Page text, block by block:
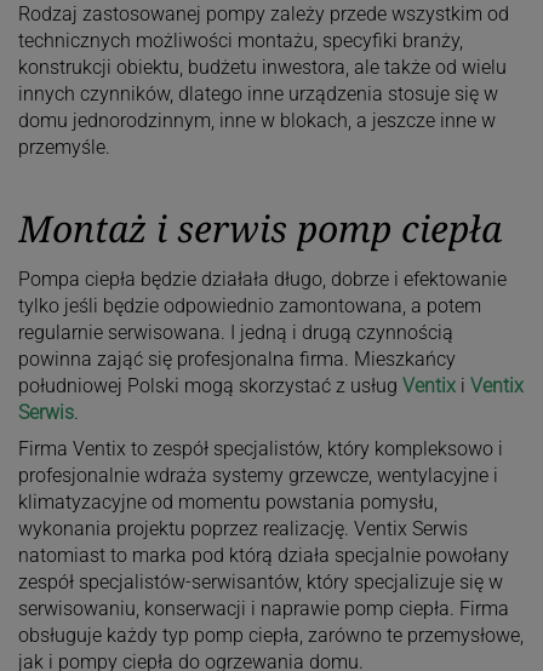
Rodzaj zastosowanej pompy zależy przede wszystkim od
technicznych możliwości montażu, specyfiki branży,
konstrukcji obiektu, budżetu inwestora, ale także od wielu
innych czynników, dlatego inne urządzenia stosuje się w
domu jednorodzinnym, inne w blokach, a jeszcze inne w
przemyśle.
Montaż i serwis pomp ciepła
Pompa ciepła będzie działała długo, dobrze i efektowanie
tylko jeśli będzie odpowiednio zamontowana, a potem
regularnie serwisowana. I jedną i drugą czynnością
powinna zająć się profesjonalna firma. Mieszkańcy
południowej Polski mogą skorzystać z usług Ventixi Ventix
Serwis.
Firma Ventix to zespół specjalistów, który kompleksowo i
profesjonalnie wdraża systemy grzewcze, wentylacyjne i
klimatyzacyjne od momentu powstania pomysłu,
wykonania projektu poprzez realizację. Ventix Serwis
natomiast to marka pod którą działa specjalnie powołany
zespół specjalistów-serwisantów, który specjalizuje się w
serwisowaniu, konserwacji i naprawie pomp ciepła. Firma
obsługuje każdy typ pomp ciepła, zarówno te przemysłowe,
jak i pompy ciepła do ogrzewania domu.